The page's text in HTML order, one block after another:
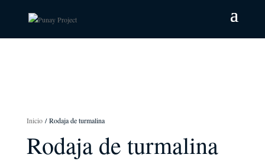
Inicio/ Rodaja de turmalina
Rodaja de turmalina